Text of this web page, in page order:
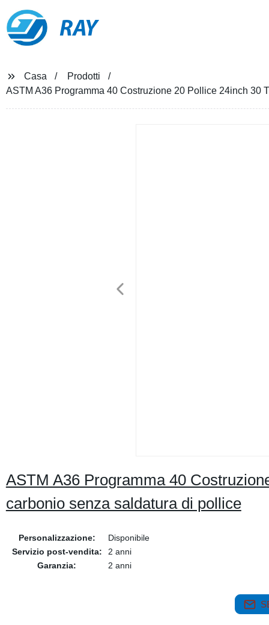
RAY
Casa
Prodotti
ASTM A36 Programma 40 Costruzione 20 Pollice 24inch 30
ASTM A36 Programma 40
carbonio senza saldatura di pollice
Personalizzazione:
Disponibile
Servizio post-vendita:
2 anni
Garanzia:
2 anni